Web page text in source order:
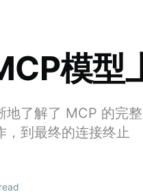
模型
地了解了 MCP 的完
，到最终的连接终止